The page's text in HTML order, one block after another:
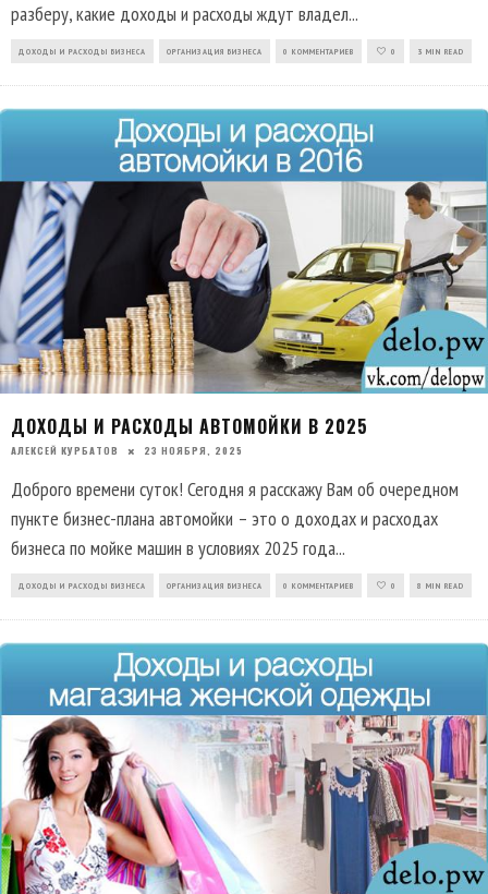
разберу, какие доходы и расходы ждут владел...
ДОХОДЫ И РАСХОДЫ БИЗНЕСА ОРГАНИЗАЦИЯ БИЗНЕСА 0 КОММЕНТАРИЕВ 0 3 MIN READ
ДОХОДЫ И РАСХОДЫ АВТОМОЙКИ В 2025
АЛЕКСЕЙ КУРБАТОВ 23 НОЯБРЯ, 2025
Доброго времени суток! Сегодня я расскажу Вам об очередном
пункте бизнес-плана автомойки – это о доходах и расходах
бизнеса по мойке машин в условиях 2025 года...
ДОХОДЫ И РАСХОДЫ БИЗНЕСА ОРГАНИЗАЦИЯ БИЗНЕСА 0 КОММЕНТАРИЕВ 0 8 MIN READ